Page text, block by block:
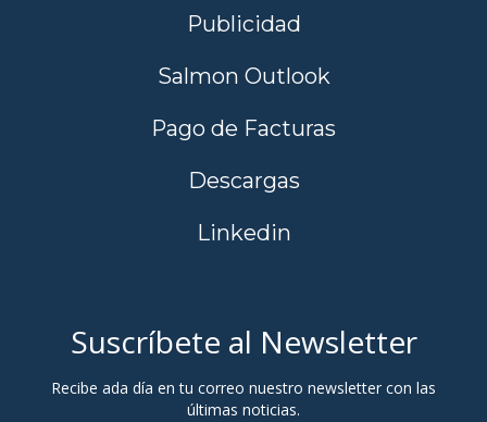
Publicidad
Salmon Outlook
Pago de Facturas
Descargas
Linkedin
Suscríbete al Newsletter
Recibe ada día en tu correo nuestro newsletter con las
últimas noticias.